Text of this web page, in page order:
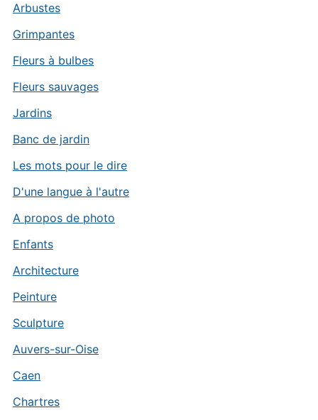
Arbustes
Grimpantes
Fleurs à bulbes
Fleurs sauvages
Jardins
Banc de jardin
Les mots pour le dire
D'une langue à l'autre
A propos de photo
Enfants
Architecture
Peinture
Sculpture
Auvers-sur-Oise
Caen
Chartres